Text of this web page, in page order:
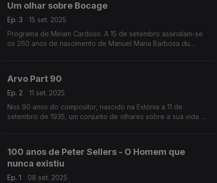
Um olhar sobre Bocage
Ep. 3
15 set. 2025
Programa de Miriam Cardoso. A 15 de setembro assinalam-se
os 260 anos de nascimento de Manuel Maria Barbosa du
Arvo Part 90
Ep. 2
11 set. 2025
Nos 90 anos do compositor, nascido na Estónia a 11 de
setembro de 1935, um conjunto de olhares sobre a sua vida e
100 anos de Peter Sellers - O Homem que
nunca existiu
Ep. 1
08 set. 2025